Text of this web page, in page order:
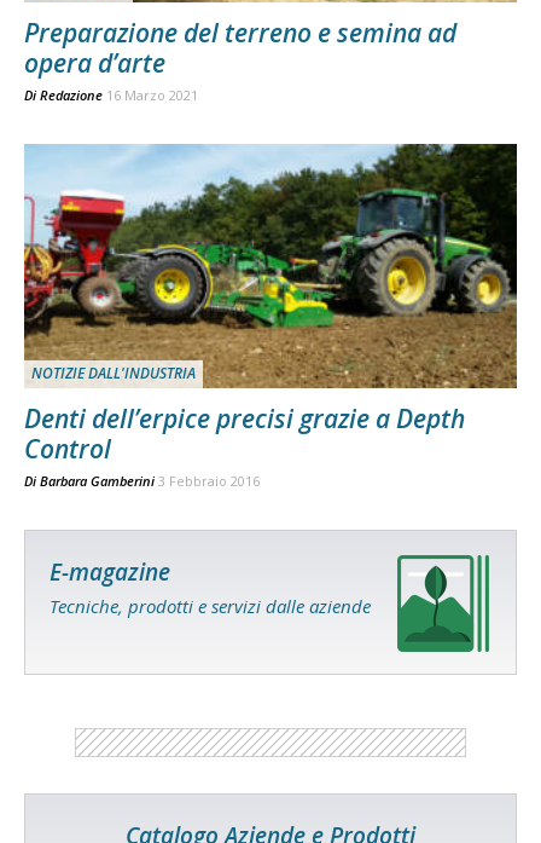
Preparazione del terreno e semina ad
opera d’arte
Di Redazione 16 Marzo 2021
NOTIZIE DALL'INDUSTRIA
Denti dell’erpice precisi grazie a Depth
Control
Di Barbara Gamberini 3 Febbraio 2016
E-magazine
Tecniche, prodotti e servizi dalle aziende
Catalogo Aziende e Prodotti